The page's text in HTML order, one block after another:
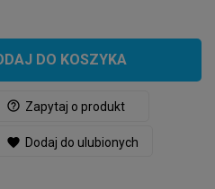
DO KOSZYKA
help_outline Zapytaj o produkt
favorite Dodaj do ulubionych